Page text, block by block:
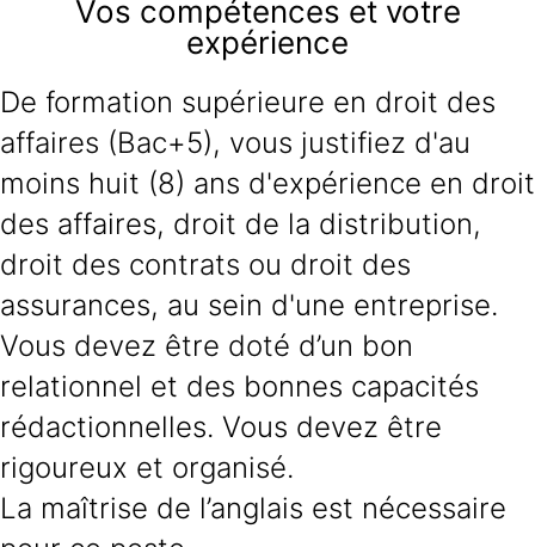
Vos compétences et votre
expérience
De formation supérieure en droit des
affaires (Bac+5), vous justifiez d'au
moins huit (8) ans d'expérience en droit
des affaires, droit de la distribution,
droit des contrats ou droit des
assurances, au sein d'une entreprise.
Vous devez être doté d’un bon
relationnel et des bonnes capacités
rédactionnelles. Vous devez être
rigoureux et organisé.
La maîtrise de l’anglais est nécessaire